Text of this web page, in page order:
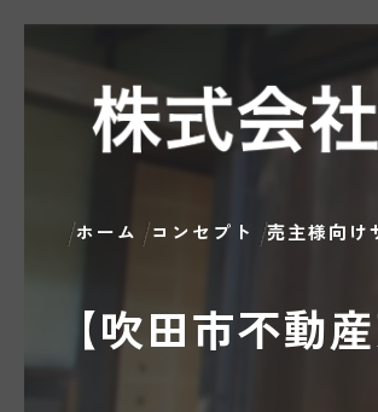
ホーム コンセプト 売主様向け
【吹田市不動